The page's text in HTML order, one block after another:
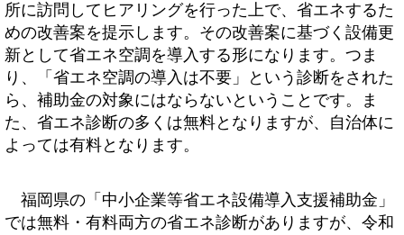
所に訪問してヒアリングを行った上で、省エネするた
めの改善案を提示します。その改善案に基づく設備更
新として省エネ空調を導入する形になります。つま
り、「省エネ空調の導入は不要」という診断をされた
ら、補助金の対象にはならないということです。ま
た、省エネ診断の多くは無料となりますが、自治体に
よっては有料となります。
福岡県の「中小企業等省エネ設備導入支援補助金」
では無料・有料両方の省エネ診断がありますが、令和